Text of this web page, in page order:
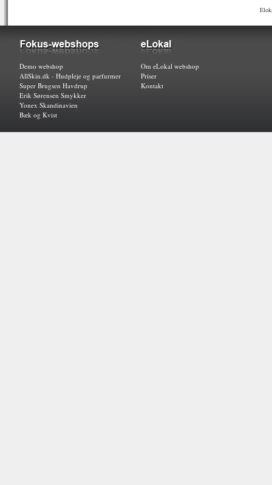
Demo webshop
AllSkin.dk - Hudpleje og parfurmer
Super Brugsen Havdrup
Erik Sørensen Smykker
Yonex Skandinavien
Bæk og Kvist
Om eLokal webshop
Priser
Kontakt